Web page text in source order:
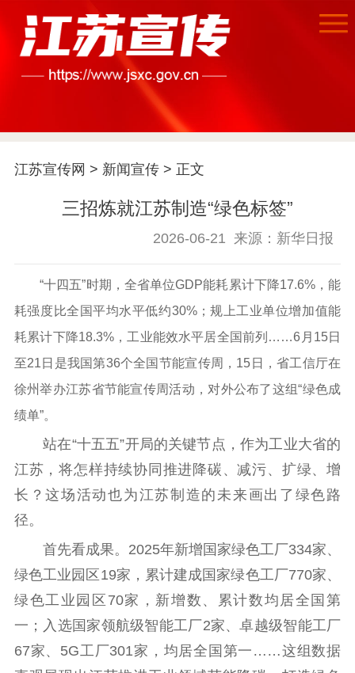
首页
江苏要闻
公示公告
通知公告 信息公开制度
信息公开指南
信息公开年度报
工作动态
理论武装
理论学习
哲学社科
社科强省 工作通知
成果集萃
江苏文脉
资料下载
新闻宣传
江苏宣传网 > 新闻宣传> 正文
三招炼就江苏制造“绿色标签”
2026-06-21 来源：新华日报
“十四五”时期，全省单位GDP能耗累计下降17.6%，能
耗强度比全国平均水平低约30%；规上工业单位增加值能
耗累计下降18.3%，工业能效水平居全国前列……6月15日
至21日是我国第36个全国节能宣传周，15日，省工信厅在
徐州举办江苏省节能宣传周活动，对外公布了这组“绿色成
绩单”。
站在“十五五”开局的关键节点，作为工业大省的
江苏，将怎样持续协同推进降碳、减污、扩绿、增
长？这场活动也为江苏制造的未来画出了绿色路
径。
首先看成果。2025年新增国家绿色工厂334家、
绿色工业园区19家，累计建成国家绿色工厂770家、
绿色工业园区70家，新增数、累计数均居全国第
一；入选国家领航级智能工厂2家、卓越级智能工厂
67家、5G工厂301家，均居全国第一……这组数据